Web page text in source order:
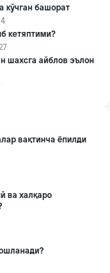
кўчган башорат
кетяптими?
шахсга айблов эълон
вақтинча ёпилди
ва халқаро